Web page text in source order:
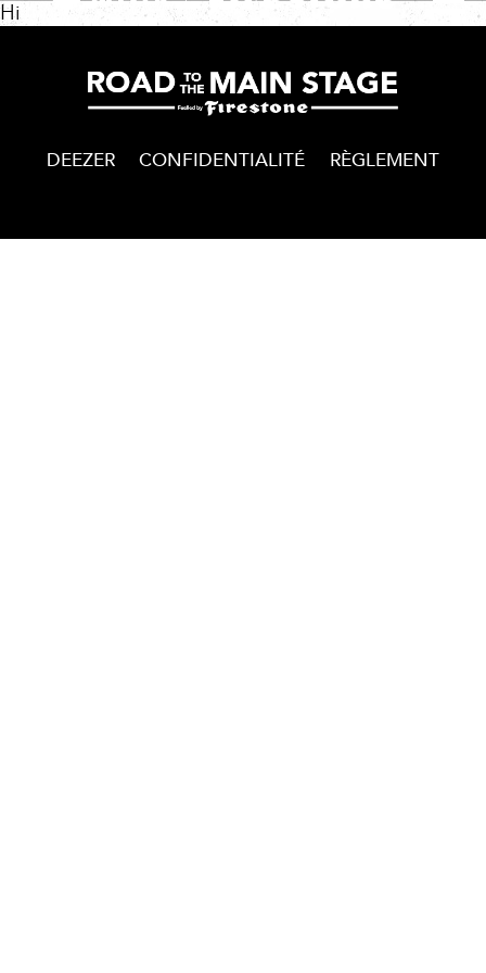
Hi
DEEZER CONFIDENTIALITÉ RÈGLEMENT